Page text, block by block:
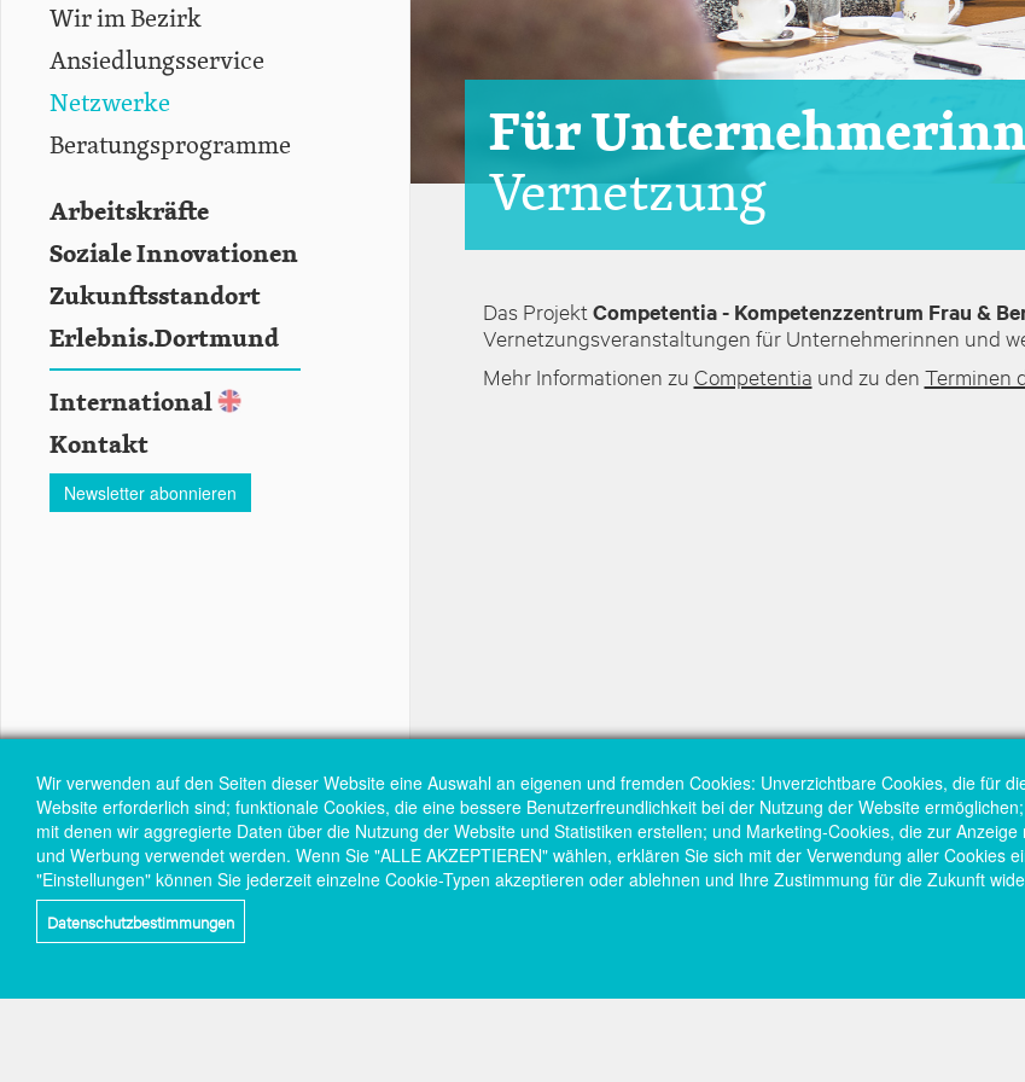
Wir im Bezirk
Ansiedlungsservice
Netzwerke
Beratungsprogramme
Arbeitskräfte
Soziale Innovationen
Zukunftsstandort
Erlebnis.Dortmund
International
Kontakt
Newsletter abonnieren
Social-
links
Für
Vernetzung
Das Projekt Competentia - Kompetenzzentrum Frau &
Vernetzungsveranstaltungen für Unternehmerinnen und
Mehr Informationen zu Competentia und zu den Terminen
Wir verwenden auf den Seiten dieser Website eine Auswahl an eigenen und fremden Cookies: Unverzichtbare Cookies, die für
Website erforderlich sind; funktionale Cookies, die eine bessere Benutzerfreundlichkeit bei der Nutzung der Website
mit denen wir aggregierte Daten über die Nutzung der Website und Statistiken erstellen; und Marketing-Cookies, die zur
und Werbung verwendet werden. Wenn Sie "ALLE AKZEPTIEREN" wählen, erklären Sie sich mit der Verwendung aller Cookies
"Einstellungen" können Sie jederzeit einzelne Cookie-Typen akzeptieren oder ablehnen und Ihre Zustimmung für die Zukunft
Datenschutzbestimmungen